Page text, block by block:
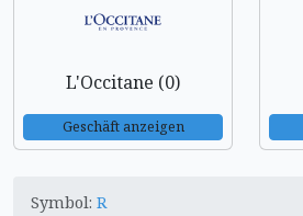
L'Occitane (0)
Geschäft anzeigen
Symbol: R